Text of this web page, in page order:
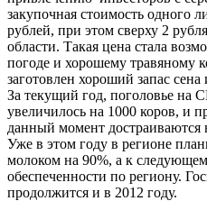
закупочная стоимость одного
рублей, при этом сверху 2
области. Такая цена стала
погоде и хорошему травяному
заготовлен хороший запас
За текущий год, поголовье на
увеличилось на 1000 коров, и
данный момент достраиваются
​Уже в этом году в регионе
молоком на 90%, а к
обеспеченности по региону.
продолжится и в 2012 году.